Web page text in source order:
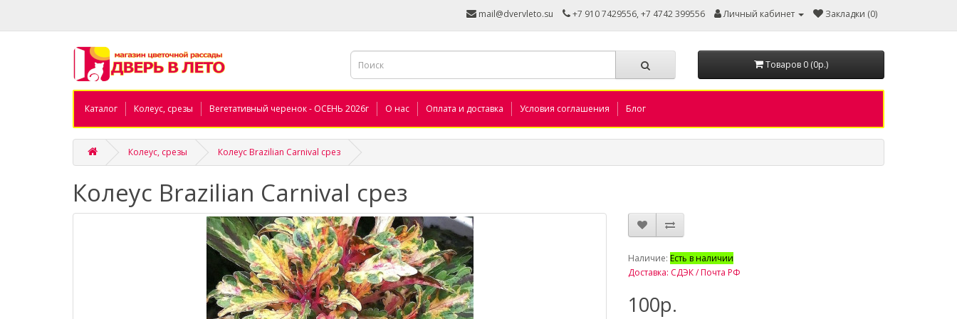
mail@dvervleto.su +7 910 7429556, +7 4742 399556 Личный кабинет Закладки (0)
Товаров 0 (0р.)
Каталог Колеус, срезы Вегетативный черенок - ОСЕНЬ 2026г О нас Оплата и доставка Условия соглашения Блог
Колеус, срезы Колеус Brazilian Carnival срез
Колеус Brazilian Carnival срез
Наличие: Есть в наличии
Доставка: СДЭК / Почта РФ
100р.